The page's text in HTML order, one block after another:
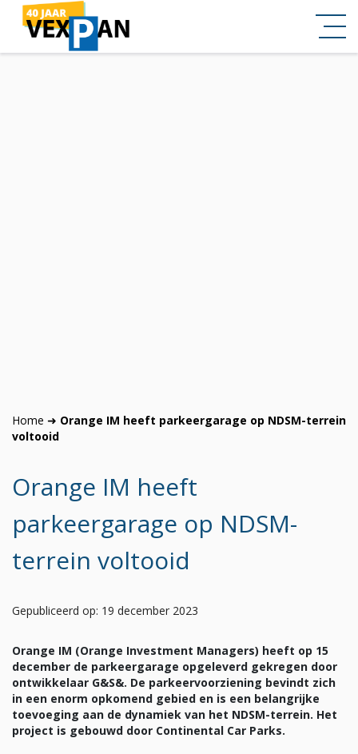
Home ➜ Orange IM heeft parkeergarage op NDSM-terrein
voltooid
Orange IM heeft
parkeergarage op NDSM-
terrein voltooid
Gepubliceerd op: 19 december 2023
Orange IM (Orange Investment Managers) heeft op 15
december de parkeergarage opgeleverd gekregen door
ontwikkelaar G&S&. De parkeervoorziening bevindt zich
in een enorm opkomend gebied en is een belangrijke
toevoeging aan de dynamiek van het NDSM-terrein. Het
project is gebouwd door Continental Car Parks.